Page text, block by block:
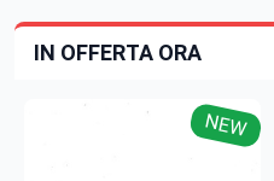
IN OFFERTA ORA
NEW